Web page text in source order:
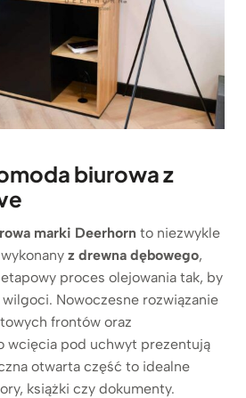
biurowa z
marki Deerhorn to niezwykle
z drewna dębowego,
proces olejowania tak, by
wilgoci. Nowoczesne rozwiązanie
frontów oraz
wcięcia pod uchwyt prezentują
otwarta część to idealne
książki czy dokumenty.